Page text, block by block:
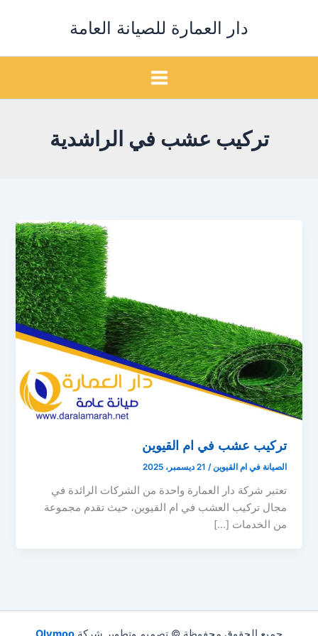
دار العمارة للصيانة العامة
تركيب عشب في الراشدية
تركيب عشب في ام القيوين
الصيانة في ام القيوين/ 21 ديسمبر، 2025
تعتبر شركة دار العمارة واحدة من الشركات الرائدة في
مجال تركيب العشب في ام القيوين، حيث تقدم مجموعة
من الخدمات […]